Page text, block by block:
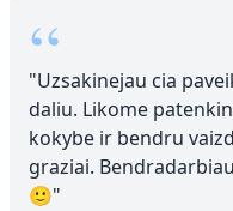
“
"Uzsakinejau cia
daliu. Likome
kokybe ir bendru
graziai.
🙂"